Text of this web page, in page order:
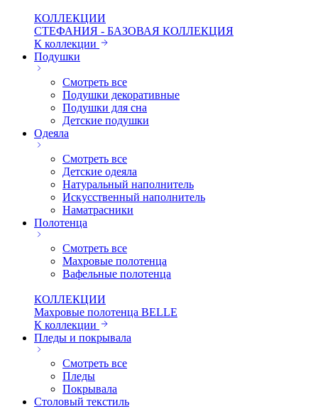
КОЛЛЕКЦИИ
СТЕФАНИЯ - БАЗОВАЯ КОЛЛЕКЦИЯ
К коллекции
Подушки
Смотреть все
Подушки декоративные
Подушки для сна
Детские подушки
Одеяла
Смотреть все
Детские одеяла
Натуральный наполнитель
Искуcственный наполнитель
Наматрасники
Полотенца
Смотреть все
Махровые полотенца
Вафельные полотенца
КОЛЛЕКЦИИ
Махровые полотенца BELLE
К коллекции
Пледы и покрывала
Смотреть все
Пледы
Покрывала
Столовый текстиль